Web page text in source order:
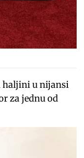
haljini u nijansi
za jednu od